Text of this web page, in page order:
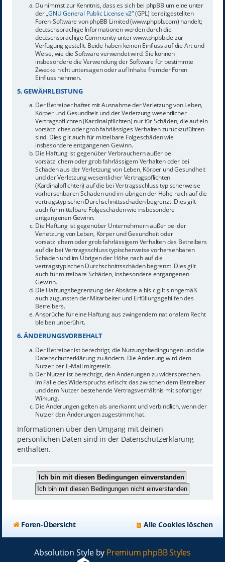
Du nimmst zur Kenntnis, dass es sich bei phpBB um eine unter
der „GNU General Public License v2“ (GPL) bereitgestellten
Foren-Software von phpBB Limited (www.phpbb.com) handelt;
deutschsprachige Informationen werden durch die
deutschsprachige Community unter www.phpbb.de zur
Verfügung gestellt. Beide haben keinen Einfluss auf die Art und
Weise, wie die Software verwendet wird. Sie können
insbesondere die Verwendung der Software für bestimmte
Zwecke nicht untersagen oder auf Inhalte fremder Foren
Einfluss nehmen.
5. GEWÄHRLEISTUNG
Der Betreiber haftet mit Ausnahme der Verletzung von Leben,
Körper und Gesundheit und der Verletzung wesentlicher
Vertragspflichten (Kardinalpflichten) nur für Schäden, die auf ein
vorsätzliches oder grob fahrlässiges Verhalten zurückzuführen
sind. Dies gilt auch für mittelbare Folgeschäden wie
insbesondere entgangenen Gewinn.
Die Haftung ist gegenüber Verbrauchern außer bei
vorsätzlichem oder grob fahrlässigem Verhalten oder bei
Schäden aus der Verletzung von Leben, Körper und Gesundheit
und der Verletzung wesentlicher Vertragspflichten
(Kardinalpflichten) auf die bei Vertragsschluss typischerweise
vorhersehbaren Schäden und im übrigen der Höhe nach auf die
vertragstypischen Durchschnittsschäden begrenzt. Dies gilt
auch für mittelbare Folgeschäden wie insbesondere
entgangenen Gewinn.
Die Haftung ist gegenüber Unternehmern außer bei der
Verletzung von Leben, Körper und Gesundheit oder
vorsätzlichem oder grob fahrlässigem Verhalten des Betreibers
auf die bei Vertragsschluss typischerweise vorhersehbaren
Schäden und im Übrigen der Höhe nach auf die
vertragstypischen Durchschnittsschäden begrenzt. Dies gilt
auch für mittelbare Schäden, insbesondere entgangenen
Gewinn.
Die Haftungsbegrenzung der Absätze a bis c gilt sinngemäß
auch zugunsten der Mitarbeiter und Erfüllungsgehilfen des
Betreibers.
Ansprüche für eine Haftung aus zwingendem nationalem Recht
bleiben unberührt.
6. ÄNDERUNGSVORBEHALT
Der Betreiber ist berechtigt, die Nutzungsbedingungen und die
Datenschutzerklärung zu ändern. Die Änderung wird dem
Nutzer per E-Mail mitgeteilt.
Der Nutzer ist berechtigt, den Änderungen zu widersprechen.
Im Falle des Widerspruchs erlischt das zwischen dem Betreiber
und dem Nutzer bestehende Vertragsverhältnis mit sofortiger
Wirkung.
Die Änderungen gelten als anerkannt und verbindlich, wenn der
Nutzer den Änderungen zugestimmt hat.
Informationen über den Umgang mit deinen
persönlichen Daten sind in der Datenschutzerklärung
enthalten.
Foren-Übersicht Alle Cookies löschen
Absolution Style by Premium phpBB Styles